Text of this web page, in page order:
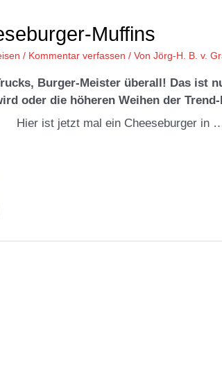
Muffins
/ Kommentar verfassen / Von Jörg-H. B. v.
Burger-Meister überall! Das ist
oder die höheren Weihen der
Hier ist jetzt mal ein Cheeseburger in